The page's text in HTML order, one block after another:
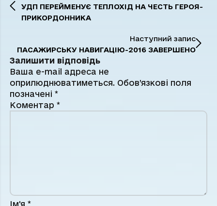
УДП ПЕРЕЙМЕНУЄ ТЕПЛОХІД НА ЧЕСТЬ ГЕРОЯ-
ПРИКОРДОННИКА
Наступний запис
ПАСАЖИРСЬКУ НАВИГАЦІЮ-2016 ЗАВЕРШЕНО
Залишити відповідь
Ваша e-mail адреса не
оприлюднюватиметься. Обов’язкові поля
позначені *
Коментар *
Ім'я *